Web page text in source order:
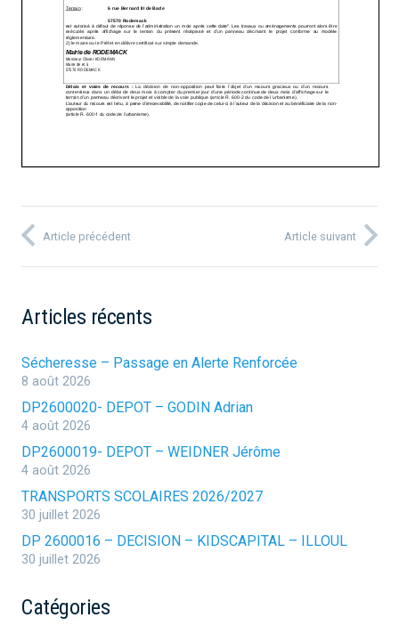
Article précédent Article suivant
Articles récents
Sécheresse – Passage en Alerte Renforcée
8 août 2026
DP2600020- DEPOT – GODIN Adrian
4 août 2026
DP2600019- DEPOT – WEIDNER Jérôme
4 août 2026
TRANSPORTS SCOLAIRES 2026/2027
30 juillet 2026
DP 2600016 – DECISION – KIDSCAPITAL – ILLOUL
30 juillet 2026
Catégories